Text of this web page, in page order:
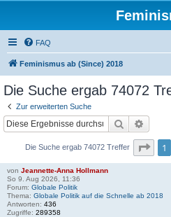
FAQ
Feminismus ab (Since) 2018
Die Suche ergab 74072
Zur erweiterten Suche
Suche
Die Suche ergab 74072 Treffer Seite
1
von Jeannette-Anna Hollmann
So 9. Aug 2026, 11:36
Forum: Globale Politik
Thema: Globale Politik auf die Schnelle ab 2018
Antworten: 436
Zugriffe: 289358